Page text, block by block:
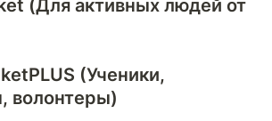
(Для активных людей от
(Ученики,
волонтеры)